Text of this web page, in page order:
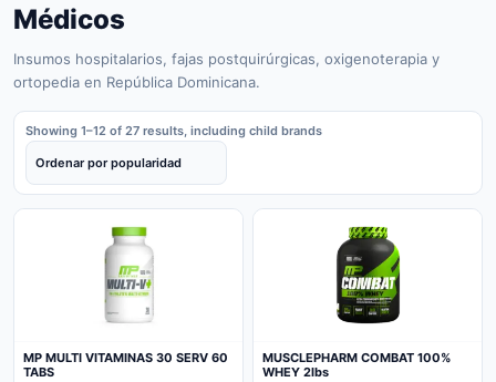
Médicos
Insumos hospitalarios, fajas postquirúrgicas, oxigenoterapia y
ortopedia en República Dominicana.
Showing 1–12 of 27 results, including child brands
MP MULTI VITAMINAS 30 SERV 60
TABS
MUSCLEPHARM COMBAT 100%
WHEY 2lbs